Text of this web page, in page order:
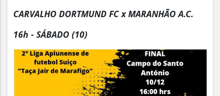
CARVALHO DORTMUND FC x MARANHÃO A.C.
16h - SÁBADO (10)